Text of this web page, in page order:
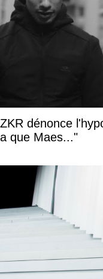
ZKR dénonce
a que Maes..."